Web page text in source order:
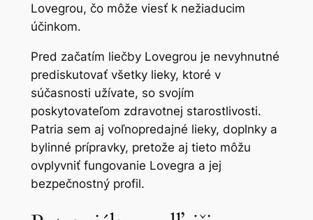
Lovegrou, čo môže viesť k nežiaducim
účinkom.
Pred začatím liečby Lovegrou je nevyhnutné
prediskutovať všetky lieky, ktoré v
súčasnosti užívate, so svojím
poskytovateľom zdravotnej starostlivosti.
Patria sem aj voľnopredajné lieky, doplnky a
bylinné prípravky, pretože aj tieto môžu
ovplyvniť fungovanie Lovegra a jej
bezpečnostný profil.